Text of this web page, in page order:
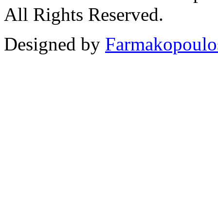
All Rights Reserved.
Designed by